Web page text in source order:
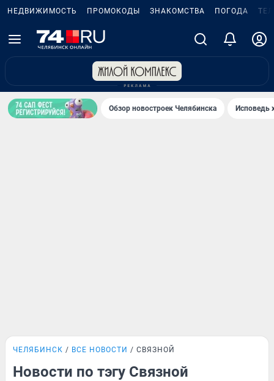
НЕДВИЖИМОСТЬ ПРОМОКОДЫ ЗНАКОМСТВА ПОГОДА
Обзор новостроек Челябинска Исповедь
ЧЕЛЯБИНСК ВСЕ НОВОСТИ СВЯЗНОЙ
Новости по тэгу Связной